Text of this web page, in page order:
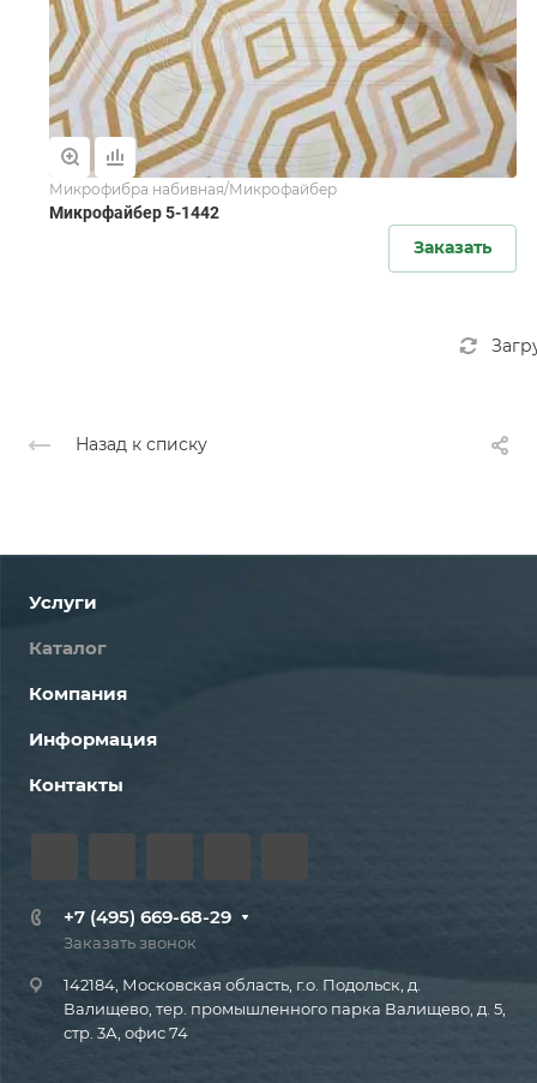
Микрофибра набивная/Микрофайбер
Микрофайбер 5-1442
Заказать
Назад к списку
Услуги
Каталог
Компания
Информация
Контакты
+7 (495) 669-68-29
Заказать звонок
142184, Московская область, г.о. Подольск, д.
Валищево, тер. промышленного парка Валищево, д. 5,
стр. 3А, офис 74